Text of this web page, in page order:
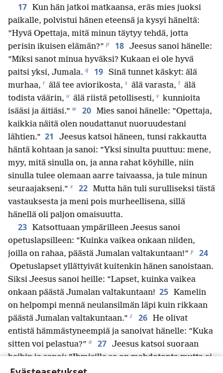
17 Kun hän jatkoi matkaansa, eräs mies juoksi
paikalle, polvistui hänen eteensä ja kysyi häneltä:
”Hyvä Opettaja, mitä minun täytyy tehdä, jotta
perisin ikuisen elämän?” p 18 Jeesus sanoi hänelle:
”Miksi sanot minua hyväksi? Kukaan ei ole hyvä
paitsi yksi, Jumala. q 19 Sinä tunnet käskyt: älä
murhaa, r älä tee aviorikosta, s älä varasta, t älä
todista väärin, u älä riistä petollisesti, v kunnioita
isääsi ja äitiäsi.” w 20 Mies sanoi hänelle: ”Opettaja,
kaikkia näitä olen noudattanut nuoruudestani
lähtien.” 21
Jeesus katsoi häneen, tunsi rakkautta
häntä kohtaan ja sanoi: ”Yksi sinulta puuttuu: mene,
myy, mitä sinulla on, ja anna rahat köyhille, niin
sinulla tulee olemaan aarre taivaassa, ja tule minun
seuraajakseni.” x 22 Mutta hän tuli surulliseksi tästä
vastauksesta ja meni pois murheellisena, sillä
hänellä oli paljon omaisuutta.
23 Katsottuaan ympärilleen Jeesus sanoi
opetuslapsilleen: ”Kuinka vaikea onkaan niiden,
joilla on rahaa, päästä Jumalan valtakuntaan!” y 24
Opetuslapset yllättyivät kuitenkin hänen sanoistaan.
Siksi Jeesus sanoi heille: ”Lapset, kuinka vaikea
onkaan päästä Jumalan valtakuntaan! 25 Kamelin
on helpompi mennä neulansilmän läpi kuin rikkaan
päästä Jumalan valtakuntaan.” z 26 He olivat
entistä hämmästyneempiä ja sanoivat hänelle: ”Kuka
sitten voi pelastua?” a 27 Jeesus katsoi suoraan
heihin ja sanoi: ”Ihmisille se on mahdotonta mutta ei
Jumalalle, sillä kaikki on mahdollista Jumalalle.”